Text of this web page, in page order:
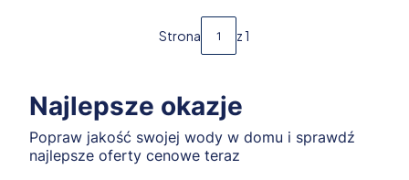
Strona z 1
Najlepsze okazje
Popraw jakość swojej wody w domu i sprawdź
najlepsze oferty cenowe teraz